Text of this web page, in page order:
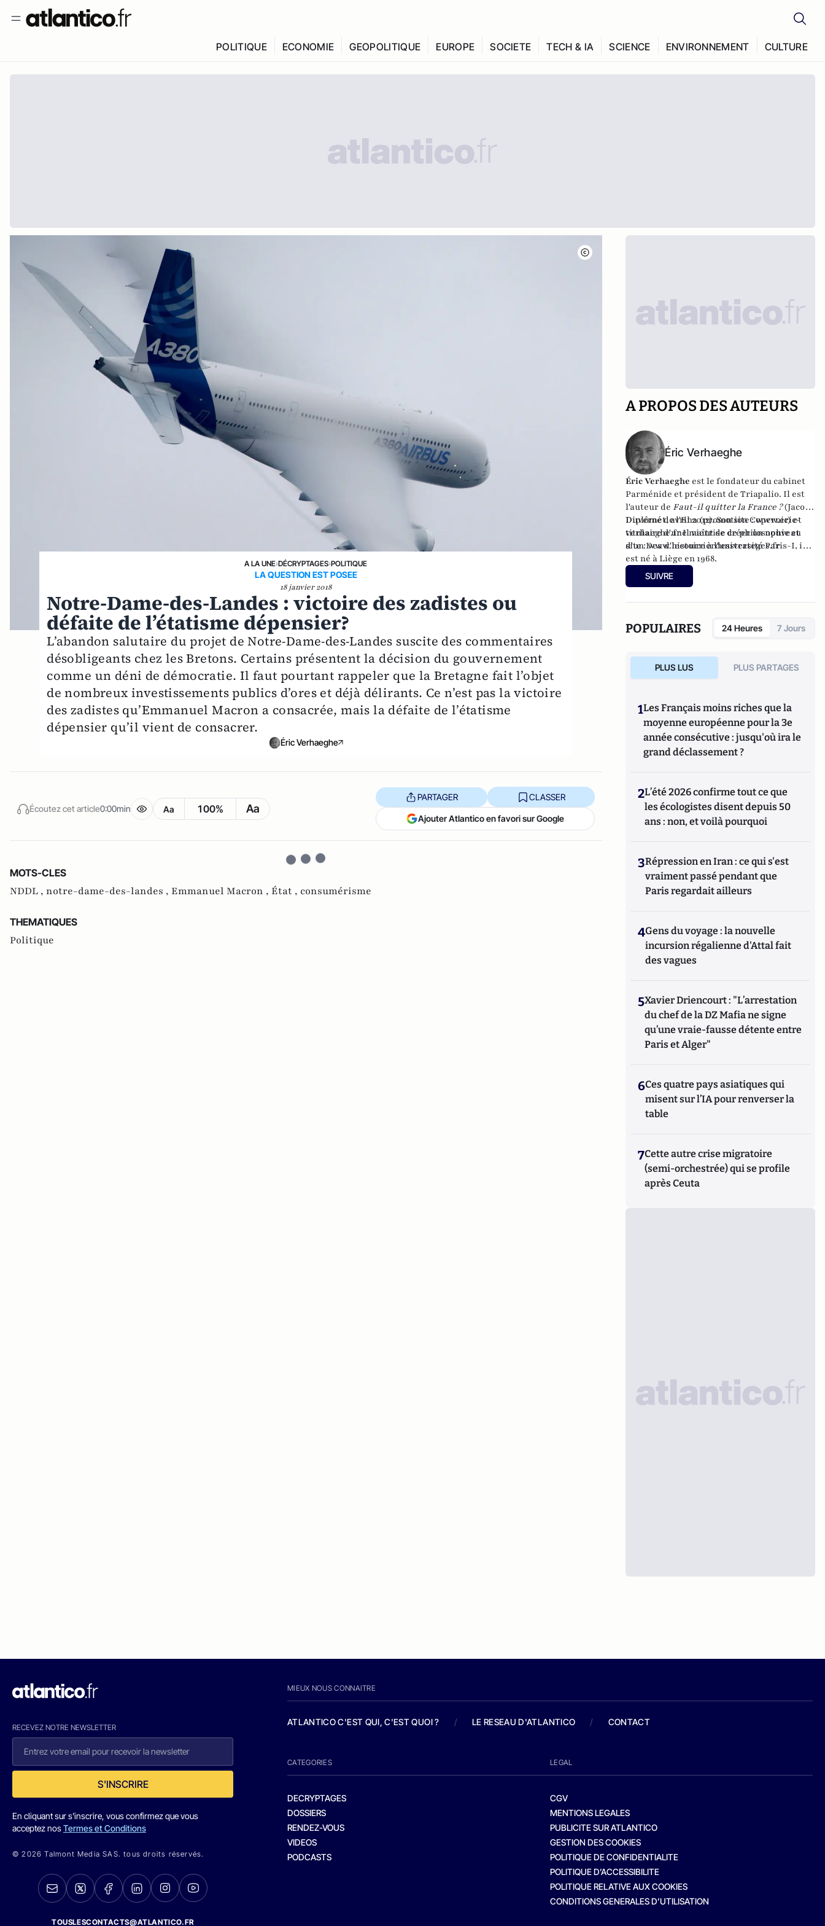
POLITIQUE ECONOMIE GEOPOLITIQUE EUROPE SOCIETE TECH & IA SCIENCE ENVIRONNEMENT CULTURE
A LA UNE›DÉCRYPTAGES›POLITIQUE
LA QUESTION EST POSEE
18 janvier 2018
Notre-Dame-des-Landes : victoire des zadistes ou
défaite de l’étatisme dépensier?
L’abandon salutaire du projet de Notre-Dame-des-Landes suscite des commentaires
désobligeants chez les Bretons. Certains présentent la décision du gouvernement
comme un déni de démocratie. Il faut pourtant rappeler que la Bretagne fait l’objet
de nombreux investissements publics d’ores et déjà délirants. Ce n’est pas la victoire
des zadistes qu’Emmanuel Macron a consacrée, mais la défaite de l’étatisme
dépensier qu’il vient de consacrer.
Éric Verhaeghe
Écoutez cet article0:00min Aa 100% Aa
PARTAGER CLASSER
Ajouter Atlantico en favori sur Google
MOTS-CLES
NDDL , notre-dame-des-landes , Emmanuel Macron , État , consumérisme
THEMATIQUES
Politique
A PROPOS DES AUTEURS
Éric Verhaeghe
Éric Verhaeghe est le fondateur du cabinet
Parménide et président deTriapalio. Il est
l'auteur de Faut-il quitter la France ?(Jacob-
Duvernet, avril 2012). Son site :www.eric-
verhaeghe.frIl vient de créer un nouveau
site :www.lecourrierdesstrateges.fr
Diplômé de l'Ena (promotion Copernic) et
titulaire d'une maîtrise de philosophie et
d'un Dea d'histoire à l'université Paris-I, il
est né à Liège en 1968.
SUIVRE
POPULAIRES 24 Heures 7 Jours
PLUS LUS PLUS PARTAGES
1Les Français moins riches que la
moyenne européenne pour la 3e
année consécutive : jusqu'où ira le
grand déclassement ?
2L’été 2026 confirme tout ce que
les écologistes disent depuis 50
ans : non, et voilà pourquoi
3Répression en Iran : ce qui s'est
vraiment passé pendant que
Paris regardait ailleurs
4Gens du voyage : la nouvelle
incursion régalienne d'Attal fait
des vagues
5Xavier Driencourt : "L’arrestation
du chef de la DZ Mafia ne signe
qu’une vraie-fausse détente entre
Paris et Alger"
6Ces quatre pays asiatiques qui
misent sur l’IA pour renverser la
table
7Cette autre crise migratoire
(semi-orchestrée) qui se profile
après Ceuta
RECEVEZ NOTRE NEWSLETTER
S'INSCRIRE
En cliquant sur s'inscrire, vous confirmez que vous
acceptez nosTermes et Conditions
© 2026 Talmont Media SAS. tous droits réservés.
TOUSLESCONTACTS@ATLANTICO.FR
MIEUX NOUS CONNAITRE
ATLANTICO C'EST QUI, C'EST QUOI ? / LE RESEAU D'ATLANTICO / CONTACT
CATEGORIES
DECRYPTAGES
DOSSIERS
RENDEZ-VOUS
VIDEOS
PODCASTS
LEGAL
CGV
MENTIONS LEGALES
PUBLICITE SUR ATLANTICO
GESTION DES COOKIES
POLITIQUE DE CONFIDENTIALITE
POLITIQUE D’ACCESSIBILITE
POLITIQUE RELATIVE AUX COOKIES
CONDITIONS GENERALES D’UTILISATION